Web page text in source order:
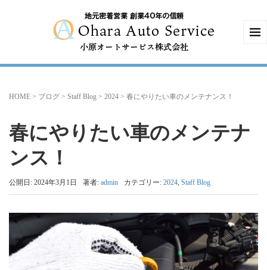
HOME > ブログ > Staff Blog > 2024 > 春にやりたい車のメンテナンス！
春にやりたい車のメンテナ
ンス！
公開日: 2024年3月1日 著者: admin カテゴリー: 2024, Staff Blog